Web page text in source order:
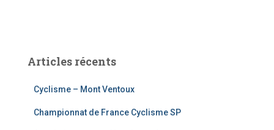
Articles récents
Cyclisme – Mont Ventoux
Championnat de France Cyclisme SP